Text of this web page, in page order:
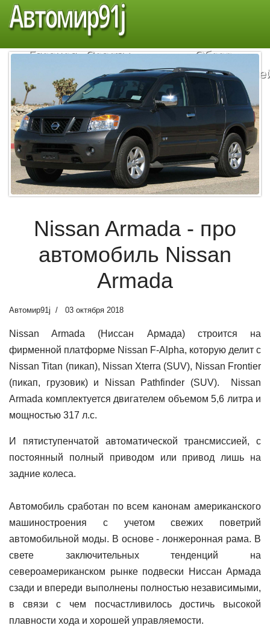
Автомир91j
Главная
Советы
автомобилистам
Обзор
Nissan Armada - про
автомобиль Nissan
Armada
Автомир91j 03 октября 2018
Nissan Armada (Ниссан Армада) строится на
фирменной платформе Nissan F-Alpha, которую делит с
Nissan Titan (пикап), Nissan Xterra (SUV), Nissan Frontier
(пикап, грузовик) и Nissan Pathfinder (SUV).
Nissan
Armada комплектуется двигателем объемом 5,6 литра и
мощностью 317 л.с.
И пятиступенчатой автоматической трансмиссией, c
постоянный полный приводом или привод лишь на
задние колеса.
Автомобиль сработан по всем канонам американского
машиностроения с учетом свежих поветрий
автомобильной моды. В основе - лонжеронная рама. В
свете заключительных тенденций на
североамериканском рынке подвески Ниссан Армада
сзади и впереди выполнены полностью независимыми,
в связи с чем посчастливилось достичь высокой
плавности хода и хорошей управляемости.